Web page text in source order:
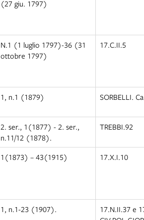
(27 giu. 1797)
N.1 (1 luglio 1797)-36 (31
ottobre 1797)
17.C.II.5
1, n.1 (1879) SORBELLI.
2. ser., 1(1877) - 2. ser.,
n.11/12 (1878).
TREBBI.92
1(1873) – 43(1915) 17.X.I.10
1, n.1-23 (1907).
17.N.II.37 e